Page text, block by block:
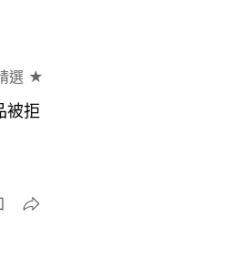
選 ★
被拒